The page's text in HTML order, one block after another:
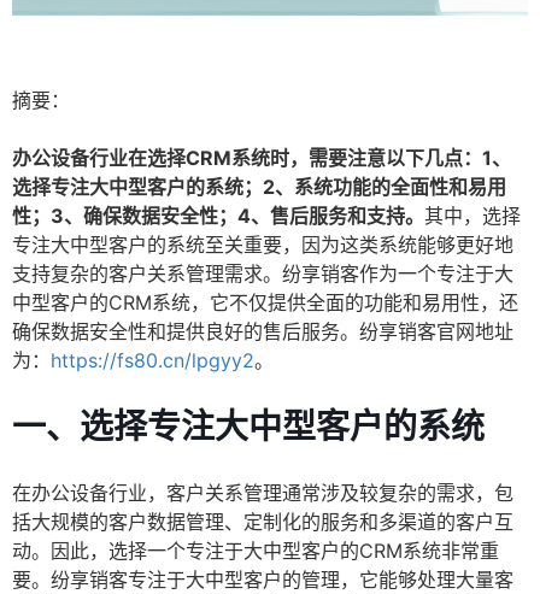
摘要：
办公设备行业在选择CRM系统时，需要注意以下几点：1、
选择专注大中型客户的系统；2、系统功能的全面性和易用
性；3、确保数据安全性；4、售后服务和支持。 其中，选择
专注大中型客户的系统至关重要，因为这类系统能够更好地
支持复杂的客户关系管理需求。纷享销客作为一个专注于大
中型客户的CRM系统，它不仅提供全面的功能和易用性，还
确保数据安全性和提供良好的售后服务。纷享销客官网地址
为： https://fs80.cn/lpgyy2。
一、选择专注大中型客户的系统
在办公设备行业，客户关系管理通常涉及较复杂的需求，包
括大规模的客户数据管理、定制化的服务和多渠道的客户互
动。因此，选择一个专注于大中型客户的CRM系统非常重
要。纷享销客专注于大中型客户的管理，它能够处理大量客